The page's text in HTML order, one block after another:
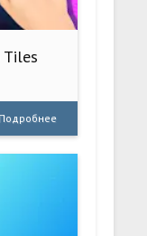
Tiles
Подробнее